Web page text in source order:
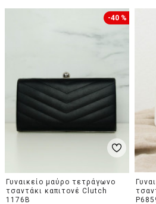
-40 %
Γυναικείο μαύρο τετράγωνο
τσαντάκι καπιτονέ Clutch
1176B